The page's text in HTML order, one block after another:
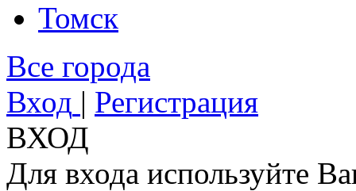
Томск
Все города
Вход | Регистрация
ВХОД
Для входа используйте